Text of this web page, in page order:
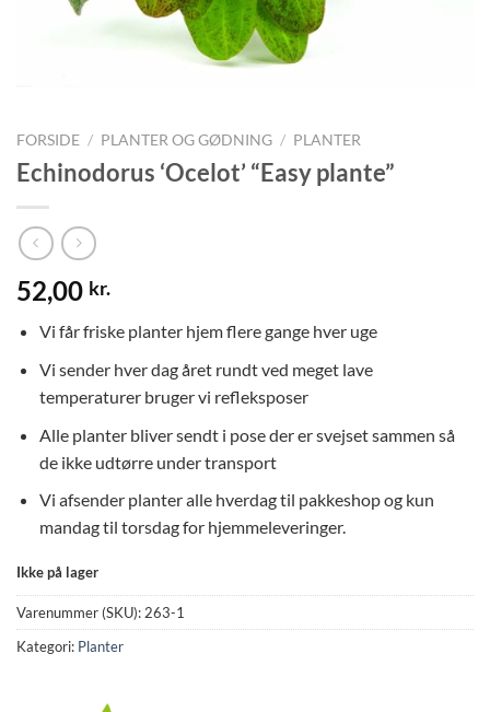
FORSIDE / PLANTER OG GØDNING / PLANTER
Echinodorus ‘Ocelot’ “Easy plante”
52,00 kr.
Vi får friske planter hjem flere gange hver uge
Vi sender hver dag året rundt ved meget lave
temperaturer bruger vi refleksposer
Alle planter bliver sendt i pose der er svejset sammen så
de ikke udtørre under transport
Vi afsender planter alle hverdag til pakkeshop og kun
mandag til torsdag for hjemmeleveringer.
Ikke på lager
Varenummer (SKU): 263-1
Kategori: Planter